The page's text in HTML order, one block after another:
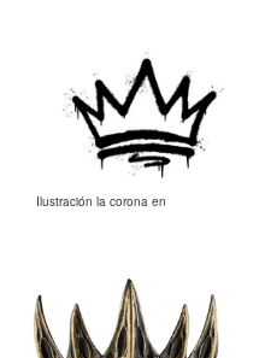
Ilustración la corona en